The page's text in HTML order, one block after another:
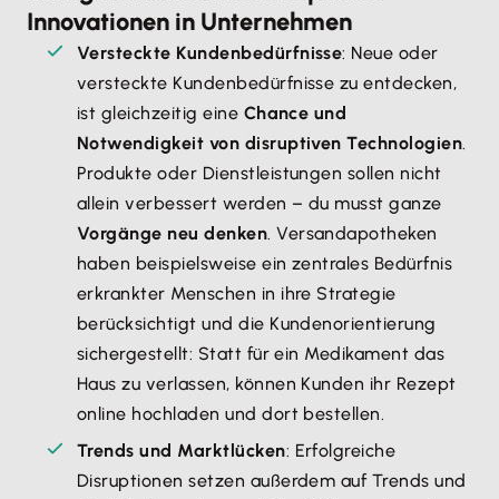
Innovationen in Unternehmen
Versteckte Kundenbedürfnisse: Neue oder
versteckte Kundenbedürfnisse zu entdecken,
ist gleichzeitig eine Chance und
Notwendigkeit von disruptiven Technologien.
Produkte oder Dienstleistungen sollen nicht
allein verbessert werden – du musst ganze
Vorgänge neu denken. Versandapotheken
haben beispielsweise ein zentrales Bedürfnis
erkrankter Menschen in ihre Strategie
berücksichtigt und die Kundenorientierung
sichergestellt: Statt für ein Medikament das
Haus zu verlassen, können Kunden ihr Rezept
online hochladen und dort bestellen.
Trends und Marktlücken: Erfolgreiche
Disruptionen setzen außerdem auf Trends und